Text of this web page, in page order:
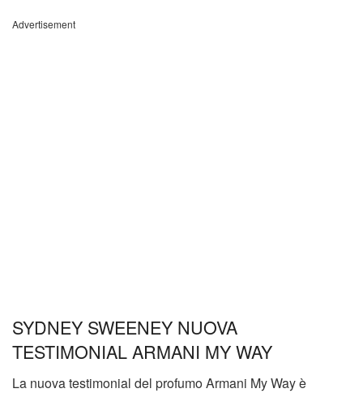
Advertisement
SYDNEY SWEENEY NUOVA
TESTIMONIAL ARMANI MY WAY
La nuova testimonial del profumo Armani My Way è